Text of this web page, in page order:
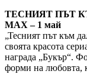
ТЕСНИЯТ ПЪТ
MAX – 1 май
„Тесният път към
своята красота
награда „Букър“.
форми на любовта,